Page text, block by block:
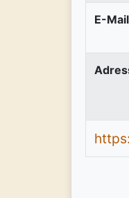
E-